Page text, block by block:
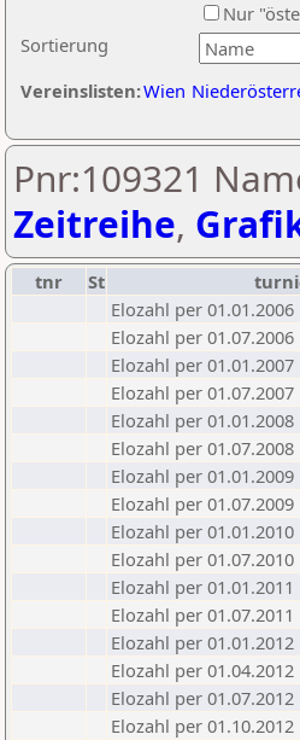
Sortierung
Nur
Vereinslisten:Wien
Pnr:109321
Zeitreihe,
tnr St
Elozahl per 01.01.2006
Elozahl per 01.07.2006
Elozahl per 01.01.2007
Elozahl per 01.07.2007
Elozahl per 01.01.2008
Elozahl per 01.07.2008
Elozahl per 01.01.2009
Elozahl per 01.07.2009
Elozahl per 01.01.2010
Elozahl per 01.07.2010
Elozahl per 01.01.2011
Elozahl per 01.07.2011
Elozahl per 01.01.2012
Elozahl per 01.04.2012
Elozahl per 01.07.2012
Elozahl per 01.10.2012